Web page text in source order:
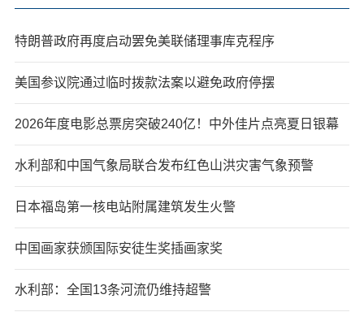
特朗普政府再度启动罢免美联储理事库克程序
美国参议院通过临时拨款法案以避免政府停摆
2026年度电影总票房突破240亿！中外佳片点亮夏日银幕
水利部和中国气象局联合发布红色山洪灾害气象预警
日本福岛第一核电站附属建筑发生火警
中国画家获颁国际安徒生奖插画家奖
水利部：全国13条河流仍维持超警